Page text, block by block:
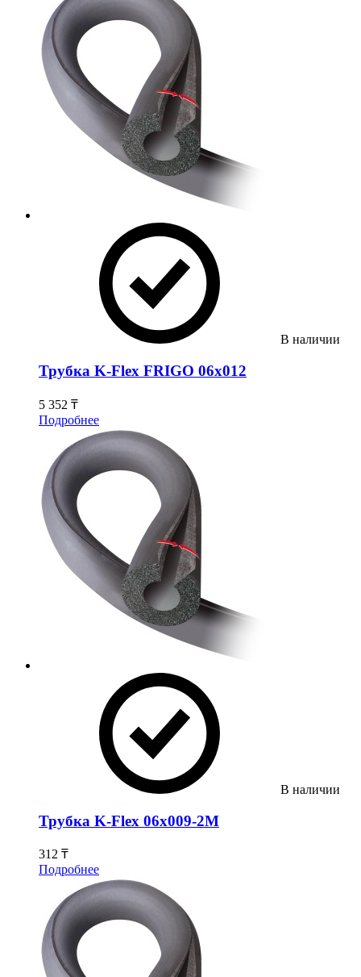
В наличии
Трубка K-Flex FRIGO 06х012
5 352 ₸
Подробнее
В наличии
Трубка K-Flex 06х009-2М
312 ₸
Подробнее